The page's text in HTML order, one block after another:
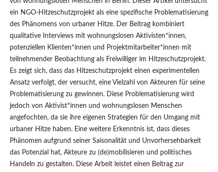
ein NGO-Hitzeschutzprojekt als eine spezifische Problematisierung
des Phänomens von urbaner Hitze. Der Beitrag kombiniert
qualitative Interviews mit wohnungslosen Aktivisten*innen,
potenziellen Klienten*innen und Projektmitarbeiter*innen mit
teilnehmender Beobachtung als Freiwilliger im Hitzeschutzprojekt.
Es zeigt sich, dass das Hitzeschutzprojekt einen experimentellen
Ansatz verfolgt, der versucht, eine Vielzahl von Akteuren für seine
Problematisierung zu gewinnen. Diese Problematisierung wird
jedoch von Aktivist*innen und wohnungslosen Menschen
angefochten, da sie ihre eigenen Strategien für den Umgang mit
urbaner Hitze haben. Eine weitere Erkenntnis ist, dass dieses
Phänomen aufgrund seiner Saisonalität und Unvorhersehbarkeit
das Potenzial hat, Akteure zu (de)mobilisieren und politisches
Handeln zu gestalten. Diese Arbeit leistet einen Beitrag zur